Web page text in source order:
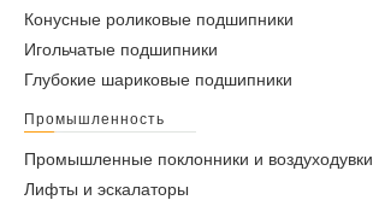
Конусные роликовые подшипники
Игольчатые подшипники
Глубокие шариковые подшипники
Промышленность
Промышленные поклонники и воздуходувки
Лифты и эскалаторы